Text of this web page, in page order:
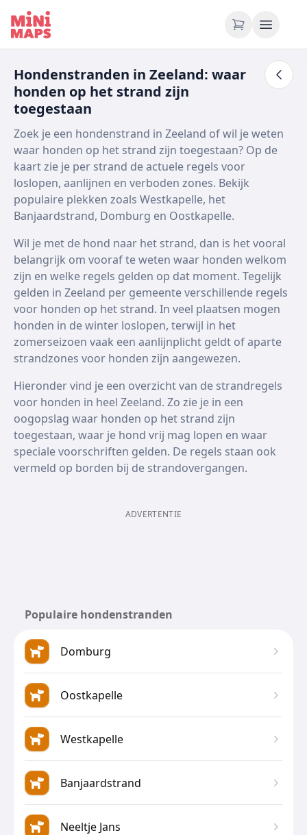
Ga naar inhoud
Hondenstranden in Zeeland: waar
honden op het strand zijn
toegestaan
Zoek je een hondenstrand in Zeeland of wil je weten
waar honden op het strand zijn toegestaan? Op de
kaart zie je per strand de actuele regels voor
loslopen, aanlijnen en verboden zones. Bekijk
populaire plekken zoals Westkapelle, het
Banjaardstrand, Domburg en Oostkapelle.
Wil je met de hond naar het strand, dan is het vooral
belangrijk om vooraf te weten waar honden welkom
zijn en welke regels gelden op dat moment. Tegelijk
gelden in Zeeland per gemeente verschillende regels
voor honden op het strand. In veel plaatsen mogen
honden in de winter loslopen, terwijl in het
zomerseizoen vaak een aanlijnplicht geldt of aparte
strandzones voor honden zijn aangewezen.
Hieronder vind je een overzicht van de strandregels
voor honden in heel Zeeland. Zo zie je in een
oogopslag waar honden op het strand zijn
toegestaan, waar je hond vrij mag lopen en waar
speciale voorschriften gelden. De regels staan ook
vermeld op borden bij de strandovergangen.
ADVERTENTIE
Populaire hondenstranden
Domburg
Oostkapelle
Westkapelle
Banjaardstrand
Neeltje Jans